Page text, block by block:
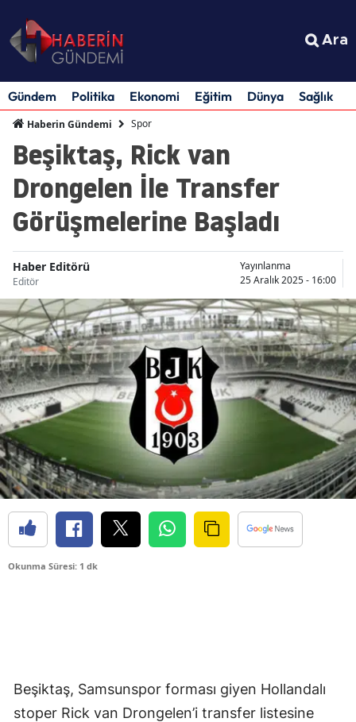
Ara
Gündem Politika Ekonomi Eğitim Dünya Sağlık
Haberin Gündemi Spor
Beşiktaş, Rick van
Drongelen İle Transfer
Görüşmelerine Başladı
Haber Editörü
Editör
Yayınlanma
25 Aralık 2025 - 16:00
Okunma Süresi: 1 dk
Beşiktaş, Samsunspor forması giyen Hollandalı
stoper Rick van Drongelen’i transfer listesine